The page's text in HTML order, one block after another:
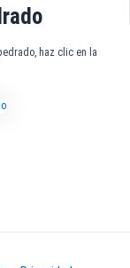
haz clic en la